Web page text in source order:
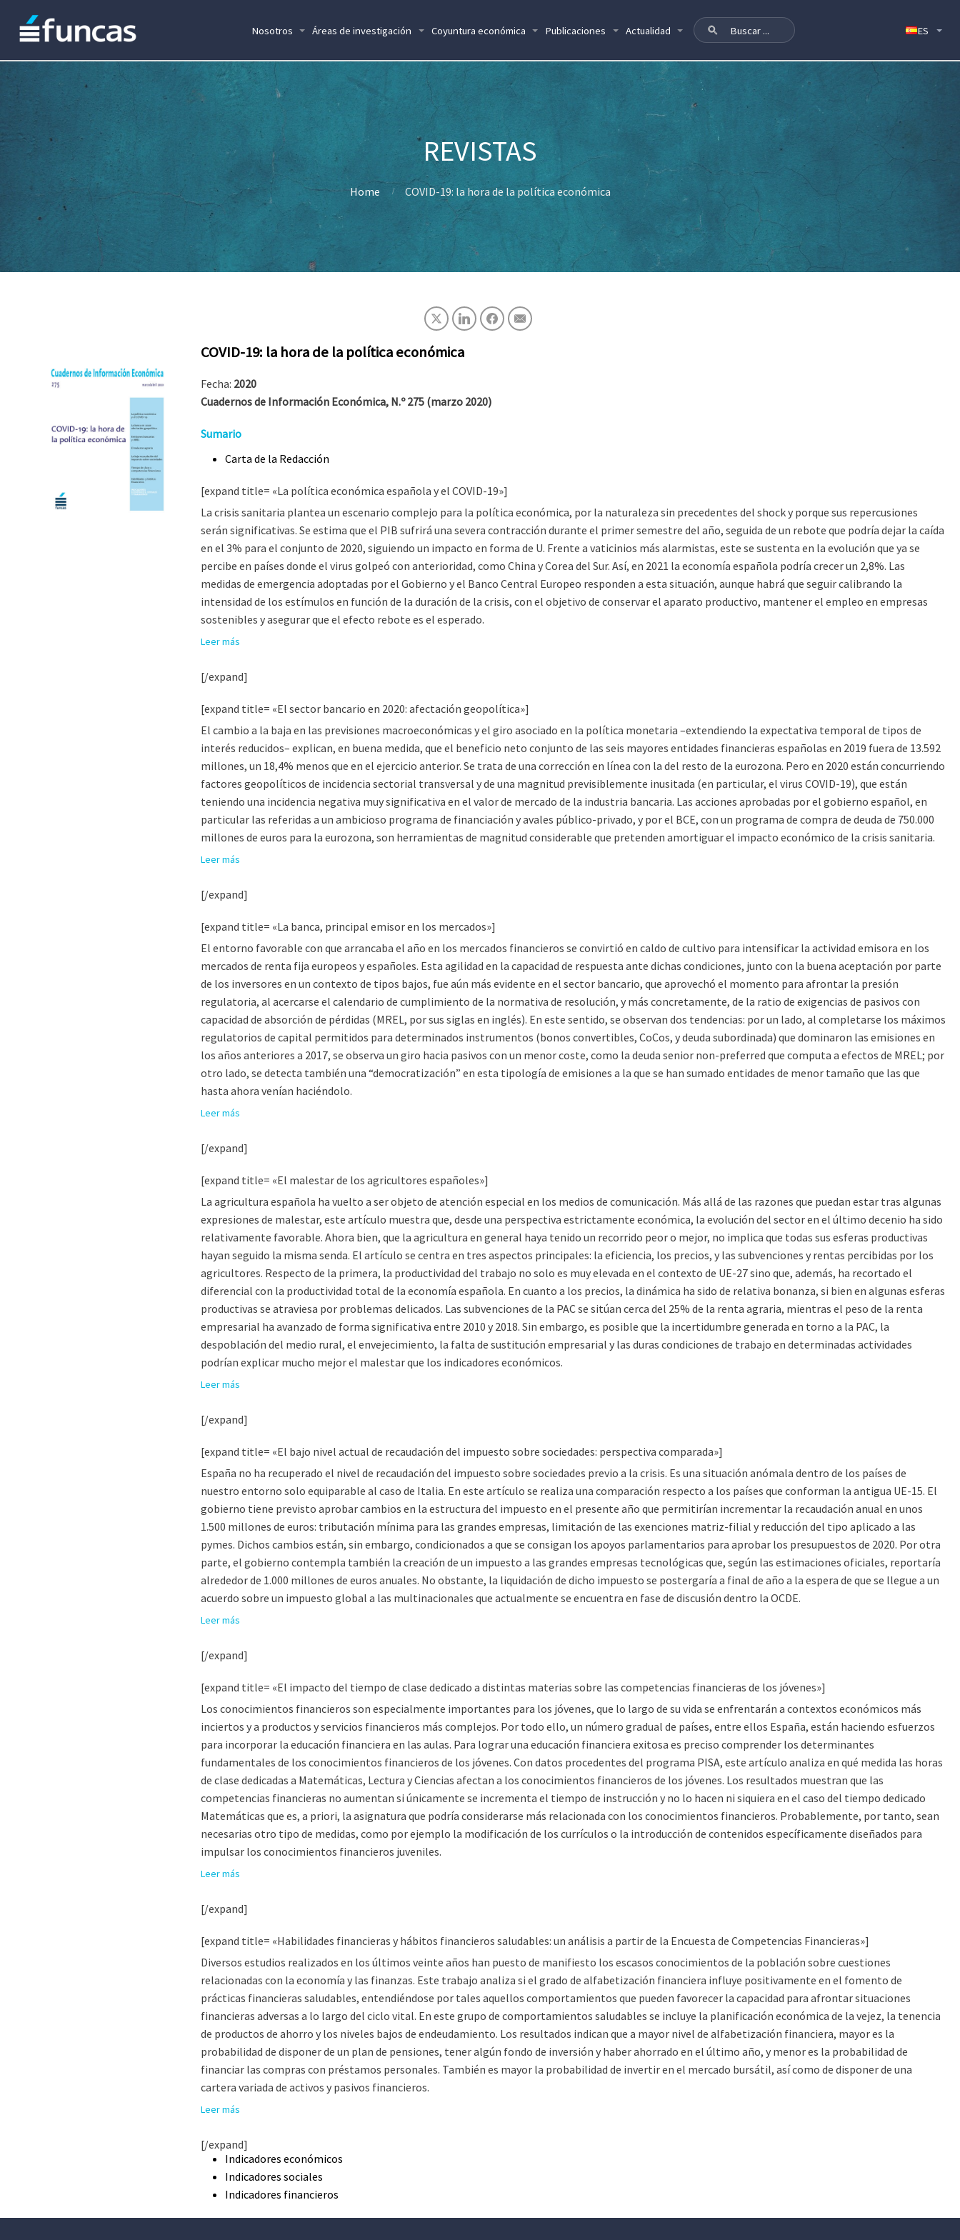
Nosotros Áreas de investigación Coyuntura económica Publicaciones Actualidad
Home COVID-19: la hora de la política económica
COVID-19: la hora de la política económica
Fecha: 2020
Cuadernos de Información Económica, N.º 275 (marzo 2020)
Sumario
Carta de la Redacción
[expand title= «La política económica española y el COVID-19»]
La crisis sanitaria plantea un escenario complejo para la política económica, por la naturaleza sin precedentes del shock y porque sus repercusiones
serán significativas. Se estima que el PIB sufrirá una severa contracción durante el primer semestre del año, seguida de un rebote que podría dejar la caída
en el 3% para el conjunto de 2020, siguiendo un impacto en forma de U. Frente a vaticinios más alarmistas, este se sustenta en la evolución que ya se
percibe en países donde el virus golpeó con anterioridad, como China y Corea del Sur. Así, en 2021 la economía española podría crecer un 2,8%. Las
medidas de emergencia adoptadas por el Gobierno y el Banco Central Europeo responden a esta situación, aunque habrá que seguir calibrando la
intensidad de los estímulos en función de la duración de la crisis, con el objetivo de conservar el aparato productivo, mantener el empleo en empresas
sostenibles y asegurar que el efecto rebote es el esperado.
Leer más
[/expand]
[expand title= «El sector bancario en 2020: afectación geopolítica»]
El cambio a la baja en las previsiones macroeconómicas y el giro asociado en la política monetaria –extendiendo la expectativa temporal de tipos de
interés reducidos– explican, en buena medida, que el beneficio neto conjunto de las seis mayores entidades financieras españolas en 2019 fuera de 13.592
millones, un 18,4% menos que en el ejercicio anterior. Se trata de una corrección en línea con la del resto de la eurozona. Pero en 2020 están concurriendo
factores geopolíticos de incidencia sectorial transversal y de una magnitud previsiblemente inusitada (en particular, el virus COVID-19), que están
teniendo una incidencia negativa muy significativa en el valor de mercado de la industria bancaria. Las acciones aprobadas por el gobierno español, en
particular las referidas a un ambicioso programa de financiación y avales público-privado, y por el BCE, con un programa de compra de deuda de 750.000
millones de euros para la eurozona, son herramientas de magnitud considerable que pretenden amortiguar el impacto económico de la crisis sanitaria.
Leer más
[/expand]
[expand title= «La banca, principal emisor en los mercados»]
El entorno favorable con que arrancaba el año en los mercados financieros se convirtió en caldo de cultivo para intensificar la actividad emisora en los
mercados de renta fija europeos y españoles. Esta agilidad en la capacidad de respuesta ante dichas condiciones, junto con la buena aceptación por parte
de los inversores en un contexto de tipos bajos, fue aún más evidente en el sector bancario, que aprovechó el momento para afrontar la presión
regulatoria, al acercarse el calendario de cumplimiento de la normativa de resolución, y más concretamente, de la ratio de exigencias de pasivos con
capacidad de absorción de pérdidas (MREL, por sus siglas en inglés). En este sentido, se observan dos tendencias: por un lado, al completarse los máximos
regulatorios de capital permitidos para determinados instrumentos (bonos convertibles, CoCos, y deuda subordinada) que dominaron las emisiones en
los años anteriores a 2017, se observa un giro hacia pasivos con un menor coste, como la deuda senior non-preferred que computa a efectos de MREL; por
otro lado, se detecta también una “democratización” en esta tipología de emisiones a la que se han sumado entidades de menor tamaño que las que
hasta ahora venían haciéndolo.
Leer más
[/expand]
[expand title= «El malestar de los agricultores españoles»]
La agricultura española ha vuelto a ser objeto de atención especial en los medios de comunicación. Más allá de las razones que puedan estar tras algunas
expresiones de malestar, este artículo muestra que, desde una perspectiva estrictamente económica, la evolución del sector en el último decenio ha sido
relativamente favorable. Ahora bien, que la agricultura en general haya tenido un recorrido peor o mejor, no implica que todas sus esferas productivas
hayan seguido la misma senda. El artículo se centra en tres aspectos principales: la eficiencia, los precios, y las subvenciones y rentas percibidas por los
agricultores. Respecto de la primera, la productividad del trabajo no solo es muy elevada en el contexto de UE-27 sino que, además, ha recortado el
diferencial con la productividad total de la economía española. En cuanto a los precios, la dinámica ha sido de relativa bonanza, si bien en algunas esferas
productivas se atraviesa por problemas delicados. Las subvenciones de la PAC se sitúan cerca del 25% de la renta agraria, mientras el peso de la renta
empresarial ha avanzado de forma significativa entre 2010 y 2018. Sin embargo, es posible que la incertidumbre generada en torno a la PAC, la
despoblación del medio rural, el envejecimiento, la falta de sustitución empresarial y las duras condiciones de trabajo en determinadas actividades
podrían explicar mucho mejor el malestar que los indicadores económicos.
Leer más
[/expand]
[expand title= «El bajo nivel actual de recaudación del impuesto sobre sociedades: perspectiva comparada»]
España no ha recuperado el nivel de recaudación del impuesto sobre sociedades previo a la crisis. Es una situación anómala dentro de los países de
nuestro entorno solo equiparable al caso de Italia. En este artículo se realiza una comparación respecto a los países que conforman la antigua UE-15. El
gobierno tiene previsto aprobar cambios en la estructura del impuesto en el presente año que permitirían incrementar la recaudación anual en unos
1.500 millones de euros: tributación mínima para las grandes empresas, limitación de las exenciones matriz-filial y reducción del tipo aplicado a las
pymes. Dichos cambios están, sin embargo, condicionados a que se consigan los apoyos parlamentarios para aprobar los presupuestos de 2020. Por otra
parte, el gobierno contempla también la creación de un impuesto a las grandes empresas tecnológicas que, según las estimaciones oficiales, reportaría
alrededor de 1.000 millones de euros anuales. No obstante, la liquidación de dicho impuesto se postergaría a final de año a la espera de que se llegue a un
acuerdo sobre un impuesto global a las multinacionales que actualmente se encuentra en fase de discusión dentro la OCDE.
Leer más
[/expand]
[expand title= «El impacto del tiempo de clase dedicado a distintas materias sobre las competencias financieras de los jóvenes»]
Los conocimientos financieros son especialmente importantes para los jóvenes, que lo largo de su vida se enfrentarán a contextos económicos más
inciertos y a productos y servicios financieros más complejos. Por todo ello, un número gradual de países, entre ellos España, están haciendo esfuerzos
para incorporar la educación financiera en las aulas. Para lograr una educación financiera exitosa es preciso comprender los determinantes
fundamentales de los conocimientos financieros de los jóvenes. Con datos procedentes del programa PISA, este artículo analiza en qué medida las horas
de clase dedicadas a Matemáticas, Lectura y Ciencias afectan a los conocimientos financieros de los jóvenes. Los resultados muestran que las
competencias financieras no aumentan si únicamente se incrementa el tiempo de instrucción y no lo hacen ni siquiera en el caso del tiempo dedicado
Matemáticas que es, a priori, la asignatura que podría considerarse más relacionada con los conocimientos financieros. Probablemente, por tanto, sean
necesarias otro tipo de medidas, como por ejemplo la modificación de los currículos o la introducción de contenidos específicamente diseñados para
impulsar los conocimientos financieros juveniles.
Leer más
[/expand]
[expand title= «Habilidades financieras y hábitos financieros saludables: un análisis a partir de la Encuesta de Competencias Financieras»]
Diversos estudios realizados en los últimos veinte años han puesto de manifiesto los escasos conocimientos de la población sobre cuestiones
relacionadas con la economía y las finanzas. Este trabajo analiza si el grado de alfabetización financiera influye positivamente en el fomento de
prácticas financieras saludables, entendiéndose por tales aquellos comportamientos que pueden favorecer la capacidad para afrontar situaciones
financieras adversas a lo largo del ciclo vital. En este grupo de comportamientos saludables se incluye la planificación económica de la vejez, la tenencia
de productos de ahorro y los niveles bajos de endeudamiento. Los resultados indican que a mayor nivel de alfabetización financiera, mayor es la
probabilidad de disponer de un plan de pensiones, tener algún fondo de inversión y haber ahorrado en el último año, y menor es la probabilidad de
financiar las compras con préstamos personales. También es mayor la probabilidad de invertir en el mercado bursátil, así como de disponer de una
cartera variada de activos y pasivos financieros.
Leer más
[/expand]
Indicadores económicos
Indicadores sociales
Indicadores financieros